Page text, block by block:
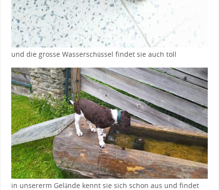
und die grosse Wasserschüssel findet sie auch toll
in unsererm Gelände kennt sie sich schon aus und findet